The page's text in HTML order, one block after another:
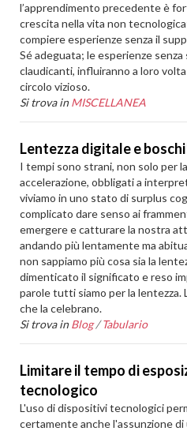
l’apprendimento precedente è
crescita nella vita non
compiere esperienze senza il
Sé adeguata; le esperienze
claudicanti, influiranno a loro
circolo vizioso.
Si trova in MISCELLANEA
Lentezza digitale e
I tempi sono strani, non solo per
accelerazione, obbligati a
viviamo in uno stato di surplus
complicato dare senso ai
emergere e catturare la nostra
andando più lentamente ma
non sappiamo più cosa sia la
dimenticato il significato e reso
parole tutti siamo per la lentezza.
che la celebrano.
Si trova in Blog /Tabulario
Limitare il tempo di
tecnologico
L'uso di dispositivi tecnologici
certamente anche l'assunzione di